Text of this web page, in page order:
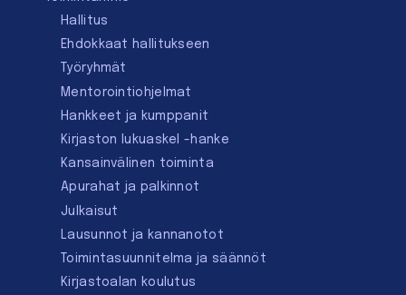
Hallitus
Ehdokkaat hallitukseen
Työryhmät
Mentorointi­ohjelmat
Hankkeet ja kumppanit
Kirjaston lukuaskel -hanke
Kansainvälinen toiminta
Apurahat ja palkinnot
Julkaisut
Lausunnot ja kannanotot
Toimintasuunnitelma ja säännöt
Kirjastoalan koulutus